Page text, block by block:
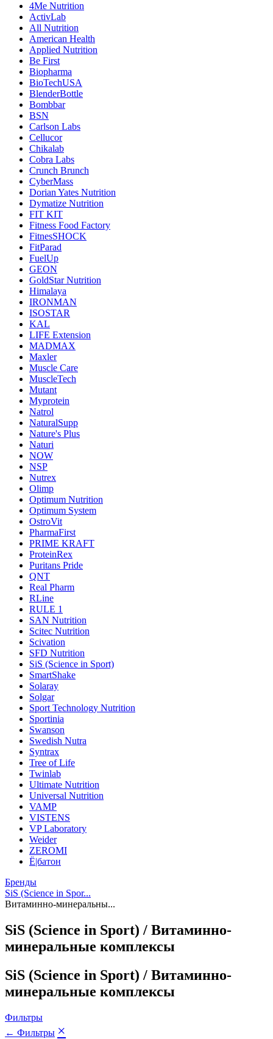
4Me Nutrition
ActivLab
All Nutrition
American Health
Applied Nutrition
Be First
Biopharma
BioTechUSA
BlenderBottle
Bombbar
BSN
Carlson Labs
Cellucor
Chikalab
Cobra Labs
Crunch Brunch
CyberMass
Dorian Yates Nutrition
Dymatize Nutrition
FIT KIT
Fitness Food Factory
FitnesSHOCK
FitParad
FuelUp
GEON
GoldStar Nutrition
Himalaya
IRONMAN
ISOSTAR
KAL
LIFE Extension
MADMAX
Maxler
Muscle Care
MuscleTech
Mutant
Myprotein
Natrol
NaturalSupp
Nature's Plus
Naturi
NOW
NSP
Nutrex
Olimp
Optimum Nutrition
Optimum System
OstroVit
PharmaFirst
PRIME KRAFT
ProteinRex
Puritans Pride
QNT
Real Pharm
RLine
RULE 1
SAN Nutrition
Scitec Nutrition
Scivation
SFD Nutrition
SiS (Science in Sport)
SmartShake
Solaray
Solgar
Sport Technology Nutrition
Sportinia
Swanson
Swedish Nutra
Syntrax
Tree of Life
Twinlab
Ultimate Nutrition
Universal Nutrition
VAMP
VISTENS
VP Laboratory
Weider
ZEROMI
Ё|батон
Бренды
SiS (Science in Spor...
Витаминно-минеральны...
SiS (Science in Sport) / Витаминно-
минеральные комплексы
SiS (Science in Sport) / Витаминно-
минеральные комплексы
Фильтры
← Фильтры ×